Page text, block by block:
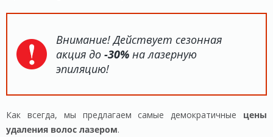
Внимание! Действует сезонная
акция до -30% на лазерную
эпиляцию!
Как всегда, мы предлагаем самые демократичные цены
удаления волос лазером.